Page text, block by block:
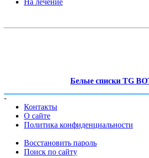
На лечение
Белые списки TG
-
Контакты
О сайте
Политика конфиденциальности
Восстановить пароль
Поиск по сайту